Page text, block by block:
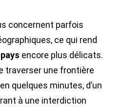
concernent parfois
ce qui rend
pays encore plus délicats.
traverser une frontière
quelques minutes, d’un
à une interdiction